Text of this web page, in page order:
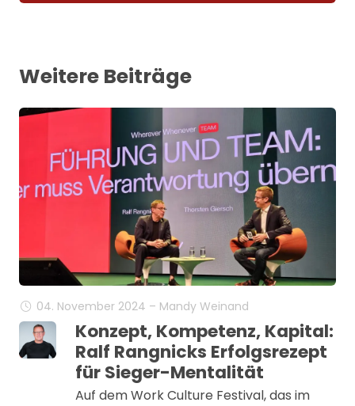
Weitere Beiträge
04. November 2024 – Mandy Weinand
Konzept, Kompetenz, Kapital:
Ralf Rangnicks Erfolgsrezept
für Sieger-Mentalität
Auf dem Work Culture Festival, das im